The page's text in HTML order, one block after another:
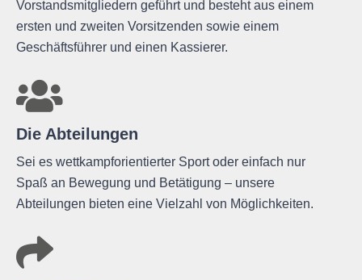
Vorstandsmitgliedern geführt und besteht aus einem
ersten und zweiten Vorsitzenden sowie einem
Geschäftsführer und einen Kassierer.
Die Abteilungen
Sei es wettkampforientierter Sport oder einfach nur
Spaß an Bewegung und Betätigung – unsere
Abteilungen bieten eine Vielzahl von Möglichkeiten.